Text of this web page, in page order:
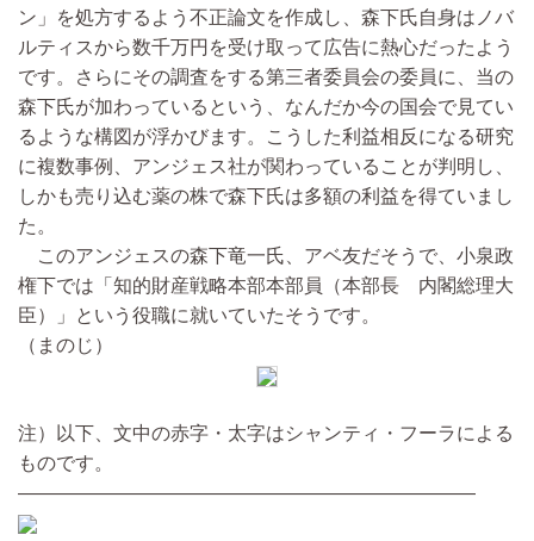
ン」を処方するよう不正論文を作成し、森下氏自身はノバ
ルティスから数千万円を受け取って広告に熱心だったよう
です。さらにその調査をする第三者委員会の委員に、当の
森下氏が加わっているという、なんだか今の国会で見てい
るような構図が浮かびます。こうした利益相反になる研究
に複数事例、アンジェス社が関わっていることが判明し、
しかも売り込む薬の株で森下氏は多額の利益を得ていまし
た。
このアンジェスの森下竜一氏、アベ友だそうで、小泉政
権下では「知的財産戦略本部本部員（本部長 内閣総理大
臣）」という役職に就いていたそうです。
（まのじ）
注）以下、文中の赤字・太字はシャンティ・フーラによる
ものです。
————————————————————————